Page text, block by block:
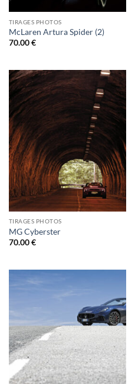
TIRAGES PHOTOS
McLaren Artura Spider (2)
70.00€
TIRAGES PHOTOS
MG Cyberster
70.00€